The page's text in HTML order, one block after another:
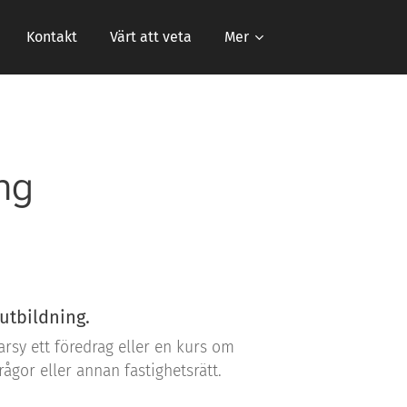
Kontakt Värt att veta Mer
ett föredrag eller en kurs om
eller annan fastighetsrätt.